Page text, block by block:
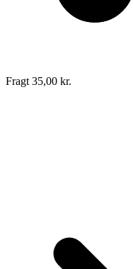
Fragt 35,00 kr.